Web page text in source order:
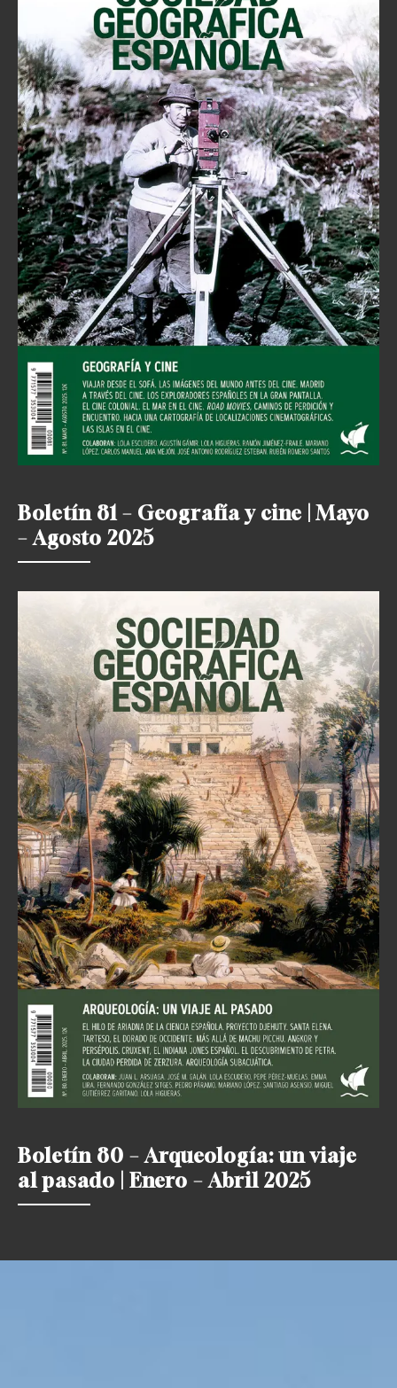
Boletín 81 – Geografía y cine | Mayo
– Agosto 2025
Boletín 80 – Arqueología: un viaje
al pasado | Enero – Abril 2025